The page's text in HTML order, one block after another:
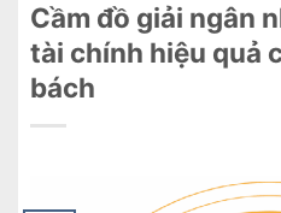
Cầm đồ giải ngân
tài chính hiệu quả
bách